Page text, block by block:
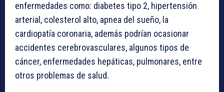
enfermedades como: diabetes tipo 2, hipertensión
arterial, colesterol alto, apnea del sueño, la
cardiopatía coronaria, además podrían ocasionar
accidentes cerebrovasculares, algunos tipos de
cáncer, enfermedades hepáticas, pulmonares, entre
otros problemas de salud.